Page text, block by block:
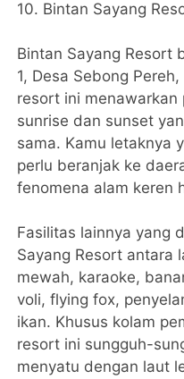
10. Bintan Sayang
Bintan Sayang Resort
1, Desa Sebong
resort ini menawarkan
sunrise dan sunset
sama. Kamu letaknya
perlu beranjak ke
fenomena alam keren
Fasilitas lainnya yang
Sayang Resort antara
mewah, karaoke,
voli, flying fox,
ikan. Khusus kolam
resort ini sungguh-
menyatu dengan laut